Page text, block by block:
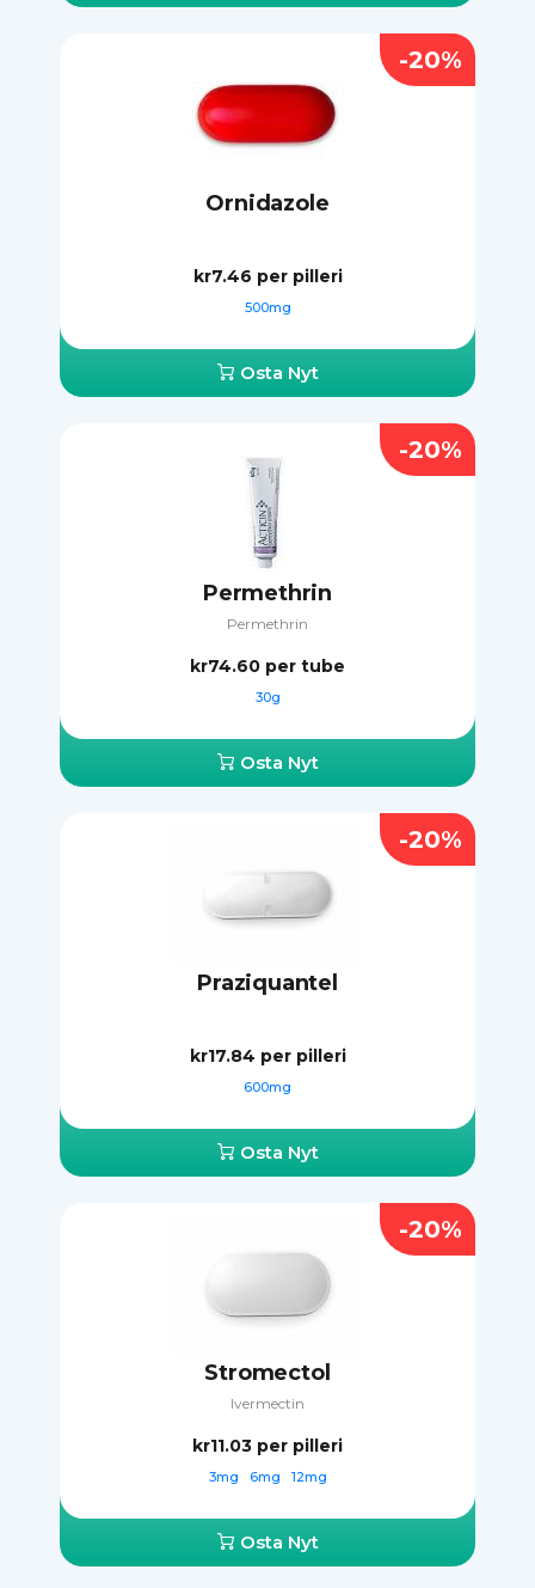
Ornidazole
kr7.46 per pilleri
500mg
Osta Nyt
-20%
Permethrin
Permethrin
kr74.60 per tube
30g
Osta Nyt
-20%
Praziquantel
kr17.84 per pilleri
600mg
Osta Nyt
-20%
Stromectol
Ivermectin
kr11.03 per pilleri
3mg 6mg 12mg
Osta Nyt
-20%